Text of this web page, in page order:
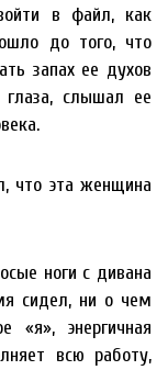
в файл, как
до того, что
запах ее духов
глаза, слышал ее
что эта женщина
ноги с дивана
сидел, ни о чем
энергичная
всю работу,